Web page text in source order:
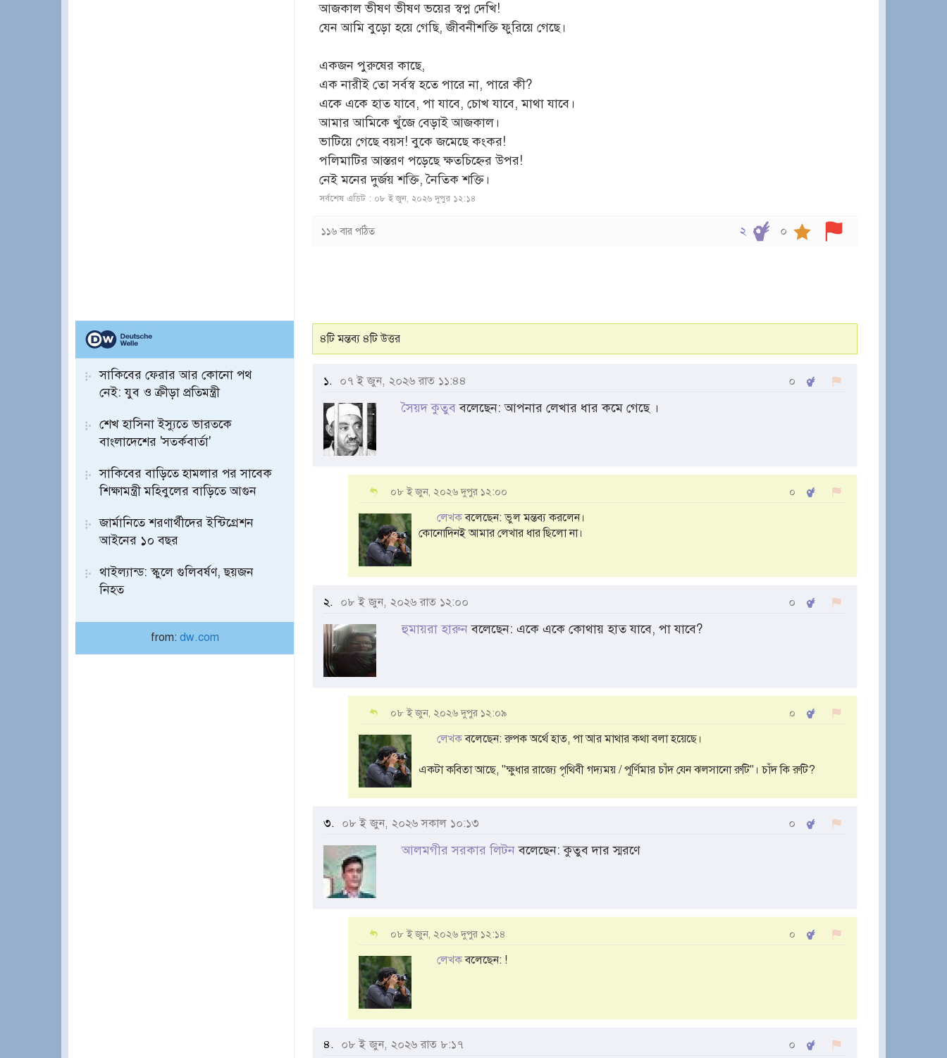
সাকিবের ফেরার আর কোনো পথ
নেই: যুব ও ক্রীড়া প্রতিমন্ত্রী
শেখ হাসিনা ইস্যুতে ভারতকে
বাংলাদেশের 'সতর্কবার্তা'
সাকিবের বাড়িতে হামলার পর সাবেক
শিক্ষামন্ত্রী মহিবুলের বাড়িতে আগুন
জার্মানিতে শরণার্থীদের ইন্টিগ্রেশন
আইনের ১০ বছর
থাইল্যান্ড: স্কুলে গুলিবর্ষণ, ছয়জন
নিহত
from: dw.com
আজকাল ভীষণ ভীষণ ভয়ের স্বপ্ন দেখি!
যেন আমি বুড়ো হয়ে গেছি, জীবনীশক্তি ফুরিয়ে গেছে।
একজন পুরুষের কাছে,
এক নারীই তো সর্বস্ব হতে পারে না, পারে কী?
একে একে হাত যাবে, পা যাবে, চোখ যাবে, মাথা যাবে।
আমার আমিকে খুঁজে বেড়াই আজকাল।
ভাটিয়ে গেছে বয়স! বুকে জমেছে কংকর!
পলিমাটির আস্তরণ পড়েছে ক্ষতচিহ্নের উপর!
নেই মনের দুর্জয় শক্তি, নৈতিক শক্তি।
সর্বশেষ এডিট : ০৮ ই জুন, ২০২৬ দুপুর ১২:১৪
১১৬ বার পঠিত ০
২
৪টি মন্তব্য ৪টি উত্তর
১. ০৭ ই জুন, ২০২৬ রাত ১১:৪৪ ০
সৈয়দ কুতুববলেছেন: আপনার লেখার ধার কমে গেছে ।
০৮ ই জুন, ২০২৬ দুপুর ১২:০০ ০
লেখকবলেছেন: ভুল মন্তব্য করলেন।
কোনোদিনই আমার লেখার ধার ছিলো না।
২. ০৮ ই জুন, ২০২৬ রাত ১২:০০ ০
হুমায়রা হারুনবলেছেন: একে একে কোথায় হাত যাবে, পা যাবে?
০৮ ই জুন, ২০২৬ দুপুর ১২:০৯ ০
লেখকবলেছেন: রুপক অর্থে হাত, পা আর মাথার কথা বলা হয়েছে।
একটা কবিতা আছে, "ক্ষুধার রাজ্যে পৃথিবী গদ্যময় / পূর্ণিমার চাঁদ যেন ঝলসানো রুটি"। চাঁদ কি রুটি?
৩. ০৮ ই জুন, ২০২৬ সকাল ১০:১৩ ০
আলমগীর সরকার লিটনবলেছেন: কুতুব দার স্মরণে
০৮ ই জুন, ২০২৬ দুপুর ১২:১৪ ০
লেখকবলেছেন: !
৪. ০৮ ই জুন, ২০২৬ রাত ৮:১৭ ০